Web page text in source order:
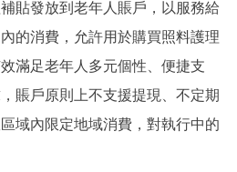
貼發放到老年人賬戶，以服務給
的消費，允許用於購買照料護理
滿足老年人多元個性、便捷支
賬戶原則上不支援提現、不定期
域內限定地域消費，對執行中的